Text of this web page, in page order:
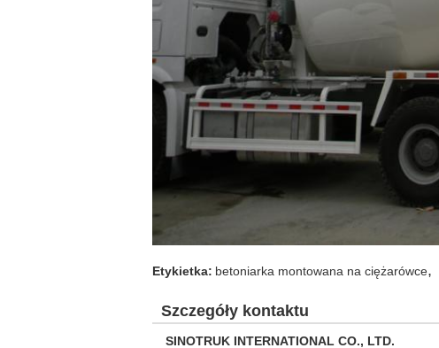
Etykietka: betoniarka montowana na ciężarówce,
Szczegóły kontaktu
SINOTRUK INTERNATIONAL CO., LTD.